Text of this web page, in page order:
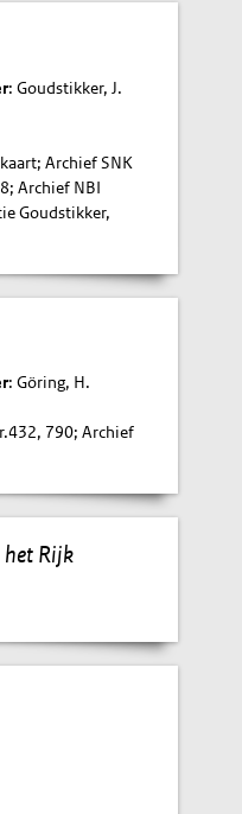
: Goudstikker, J.
Archief SNK
Archief NBI
Goudstikker,
: Göring, H.
790; Archief
het Rijk